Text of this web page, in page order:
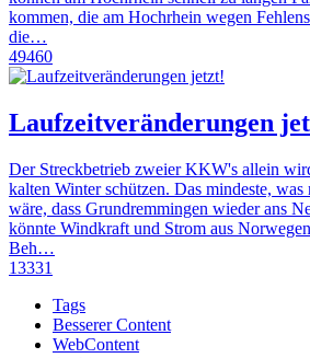
kommen, die am Hochrhein wegen
die…
49460
Laufzeitveränderungen
Der Streckbetrieb zweier KKW's allein
kalten Winter schützen. Das mindeste, was
wäre, dass Grundremmingen wieder ans
könnte Windkraft und Strom aus
Beh…
13331
Tags
Besserer Content
WebContent